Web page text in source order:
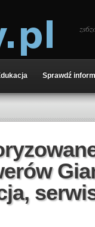
Sprawdź